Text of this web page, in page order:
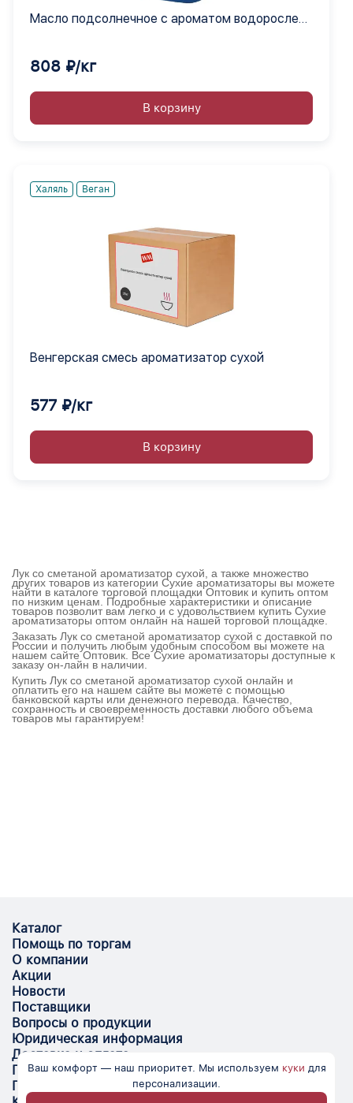
Масло подсолнечное с ароматом водорослей
808 ₽/кг
В корзину
Халяль Веган
Венгерская смесь ароматизатор сухой
577 ₽/кг
В корзину
Лук со сметаной ароматизатор сухой, а также множество
других товаров из категории Сухие ароматизаторы вы можете
найти в каталоге торговой площадки Оптовик и купить оптом
по низким ценам. Подробные характеристики и описание
товаров позволит вам легко и с удовольствием купить Сухие
ароматизаторы оптом онлайн на нашей торговой площадке.
Заказать Лук со сметаной ароматизатор сухой с доставкой по
России и получить любым удобным способом вы можете на
нашем сайте Оптовик. Все Сухие ароматизаторы доступные к
заказу он-лайн в наличии.
Купить Лук со сметаной ароматизатор сухой онлайн и
оплатить его на нашем сайте вы можете с помощью
банковской карты или денежного перевода. Качество,
сохранность и своевременность доставки любого объема
товаров мы гарантируем!
Каталог
Помощь по торгам
О компании
Акции
Новости
Поставщики
Вопросы о продукции
Юридическая информация
Доставка и оплата
Поставщикам
Помощь
Ваш комфорт — наш приоритет. Мы используем куки для
персонализации.